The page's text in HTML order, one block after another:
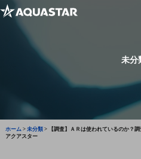
未分
ホーム> 未分類>
【調査】ＡＲは使われているのか？
アクアスター